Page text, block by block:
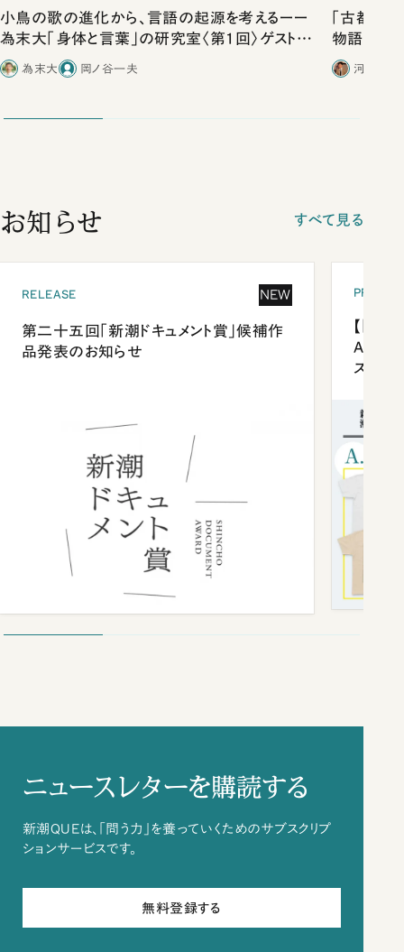
小鳥の歌の進化から、言語の起源を考えるーー
為末大「身体と言葉」の研究室〈第1回〉ゲスト岡
ノ谷一夫（動物心理学者）
為末大 岡ノ谷一夫
「古都」
物語」に
河野有
お知らせ すべて見る
RELEASE NEW
第二十五回「新潮ドキュメント賞」候補作
品発表のお知らせ
【「新
ズプレ
ニュースレターを購読する
新潮QUEは、「問う力」を養っていくためのサブスクリプ
ションサービスです。
無料登録する